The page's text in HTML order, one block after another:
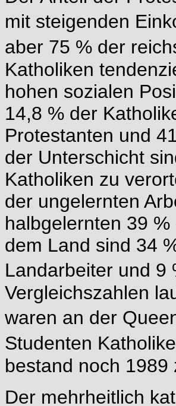
mit steigenden
aber 75 % der
Katholiken
hohen sozialen
14,8 % der
Protestanten und
der Unterschicht
Katholiken zu
der ungelernten
halbgelernten 39
dem Land sind 34
Landarbeiter und
Vergleichszahlen
waren an der
Studenten
bestand noch
Der mehrheitlich